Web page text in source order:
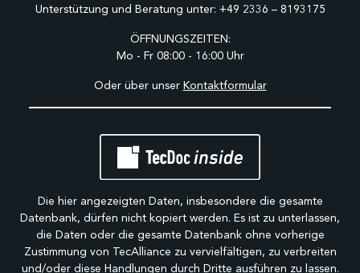
Unterstützung und Beratung unter: +49 2336 – 8193175
ÖFFNUNGSZEITEN:
Mo - Fr 08:00 - 16:00 Uhr
Oder über unser Kontaktformular
Die hier angezeigten Daten, insbesondere die gesamte
Datenbank, dürfen nicht kopiert werden. Es ist zu unterlassen,
die Daten oder die gesamte Datenbank ohne vorherige
Zustimmung von TecAlliance zu vervielfältigen, zu verbreiten
und/oder diese Handlungen durch Dritte ausführen zu lassen.